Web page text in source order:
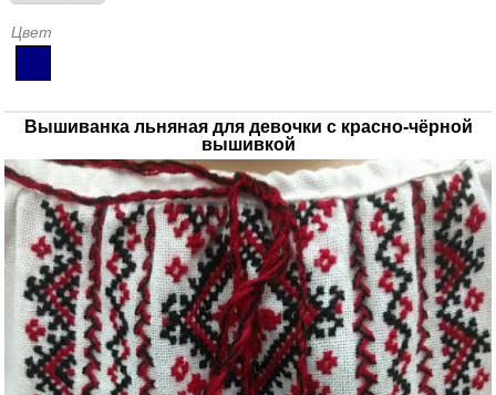
Цвет
Вышиванка льняная для девочки с красно-чёрной
вышивкой